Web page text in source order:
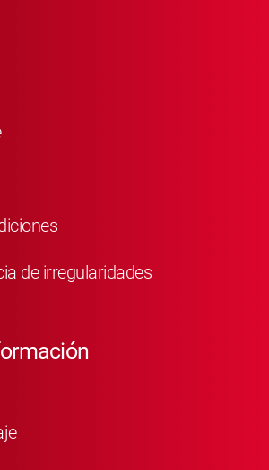
de irregularidades